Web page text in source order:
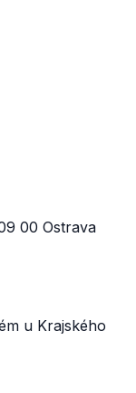
00 Ostrava
u Krajského